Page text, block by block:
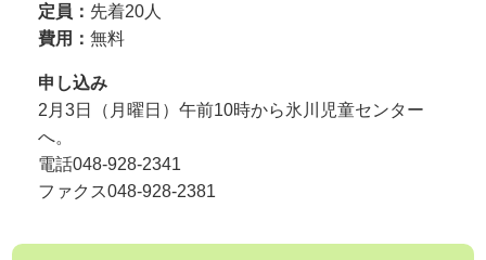
定員： 先着20人
費用：無料
申し込み
2月3日（月曜日）午前10時から氷川児童センター
へ。
電話048-928-2341
ファクス048-928-2381